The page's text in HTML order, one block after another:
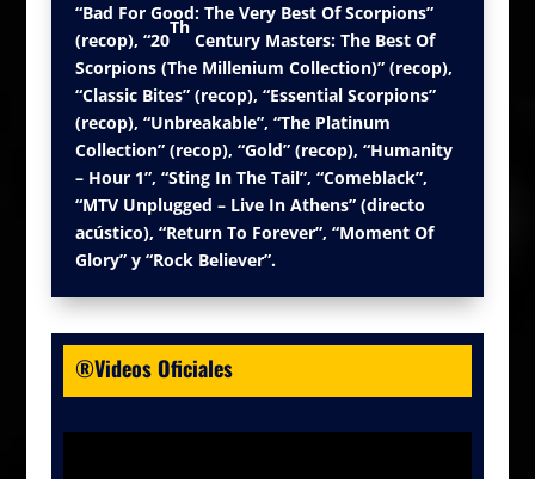
“Bad For Good: The Very Best Of Scorpions”
(recop), “20
Th
Century Masters: The Best Of
Scorpions (The Millenium Collection)” (recop),
“Classic Bites” (recop), “Essential Scorpions”
(recop), “Unbreakable”, “The Platinum
Collection” (recop), “Gold” (recop), “Humanity
– Hour 1”, “Sting In The Tail”, “Comeblack”,
“MTV Unplugged – Live In Athens” (directo
acústico), “Return To Forever”, “Moment Of
Glory” y “Rock Believer”.
®Videos Oficiales